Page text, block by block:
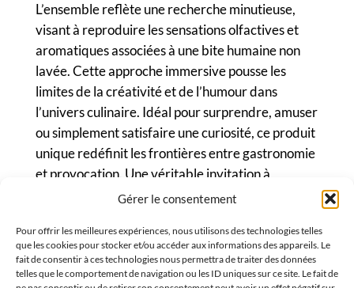
Gérer le consentement
Pour offrir les meilleures expériences, nous utilisons des technologies telles
que les cookies pour stocker et/ou accéder aux informations des appareils. Le
fait de consentir à ces technologies nous permettra de traiter des données
telles que le comportement de navigation ou les ID uniques sur ce site. Le fait de
L’ensemble reflète une recherche minutieuse,
visant à reproduire les sensations olfactives et
aromatiques associées à une bite humaine non
lavée. Cette approche immersive pousse les
limites de la créativité et de l’humour dans
l’univers culinaire. Idéal pour surprendre, amuser
ou simplement satisfaire une curiosité, ce produit
unique redéfinit les frontières entre gastronomie
et provocation. Une véritable invitation à
explorer une dimension sensorielle inédite.
COMMANDER